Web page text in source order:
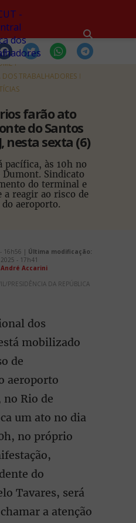
TRABALHADORES
farão ato
do Santos
nesta sexta (6)
pacífica, às 10h no
Dumont. Sindicato
do terminal e
a reagir ao risco de
aeroporto.
16h56 | Última modificação:
- 17h41
Accarini
PRESIDÊNCIA DA REPÚBLICA
dos
mobilizado
de
aeroporto
Rio de
um ato no dia
no próprio
do
Tavares, será
a atenção